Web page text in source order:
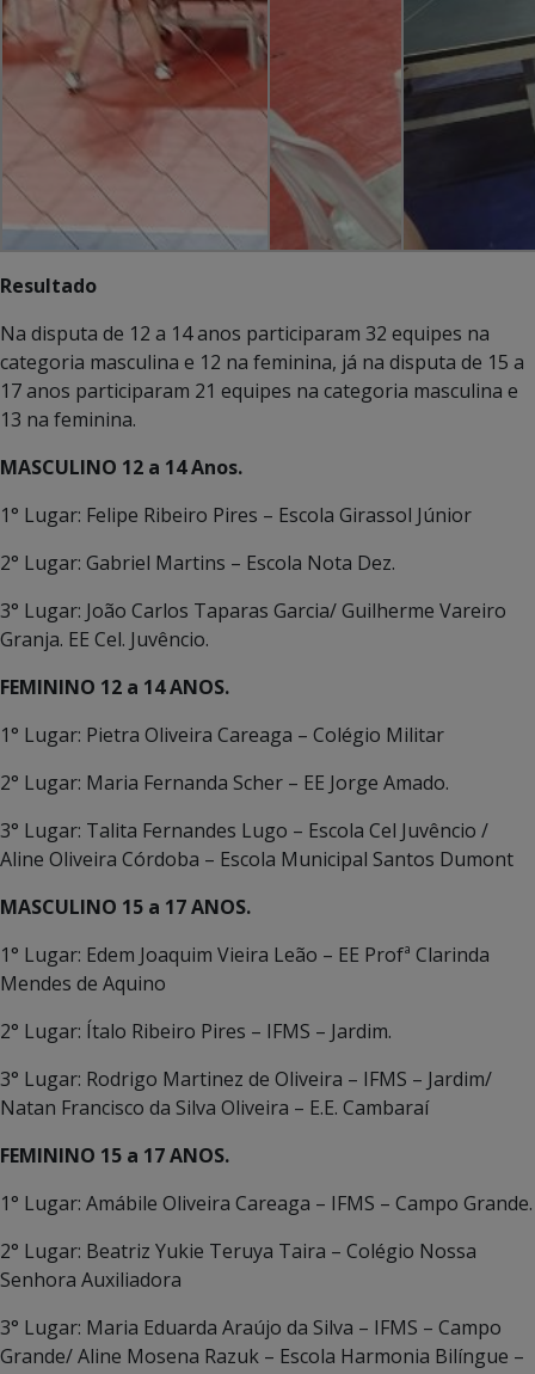
Resultado
Na disputa de 12 a 14 anos participaram 32 equipes na
categoria masculina e 12 na feminina, já na disputa de 15 a
17 anos participaram 21 equipes na categoria masculina e
13 na feminina.
MASCULINO 12 a 14 Anos.
1° Lugar: Felipe Ribeiro Pires – Escola Girassol Júnior
2° Lugar: Gabriel Martins – Escola Nota Dez.
3° Lugar: João Carlos Taparas Garcia/ Guilherme Vareiro
Granja. EE Cel. Juvêncio.
FEMININO 12 a 14 ANOS.
1° Lugar: Pietra Oliveira Careaga – Colégio Militar
2° Lugar: Maria Fernanda Scher – EE Jorge Amado.
3° Lugar: Talita Fernandes Lugo – Escola Cel Juvêncio /
Aline Oliveira Córdoba – Escola Municipal Santos Dumont
MASCULINO 15 a 17 ANOS.
1° Lugar: Edem Joaquim Vieira Leão – EE Profª Clarinda
Mendes de Aquino
2° Lugar: Ítalo Ribeiro Pires – IFMS – Jardim.
3° Lugar: Rodrigo Martinez de Oliveira – IFMS – Jardim/
Natan Francisco da Silva Oliveira – E.E. Cambaraí
FEMININO 15 a 17 ANOS.
1° Lugar: Amábile Oliveira Careaga – IFMS – Campo Grande.
2° Lugar: Beatriz Yukie Teruya Taira – Colégio Nossa
Senhora Auxiliadora
3° Lugar: Maria Eduarda Araújo da Silva – IFMS – Campo
Grande/ Aline Mosena Razuk – Escola Harmonia Bilíngue –